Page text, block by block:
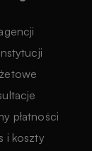
płatności
i koszty